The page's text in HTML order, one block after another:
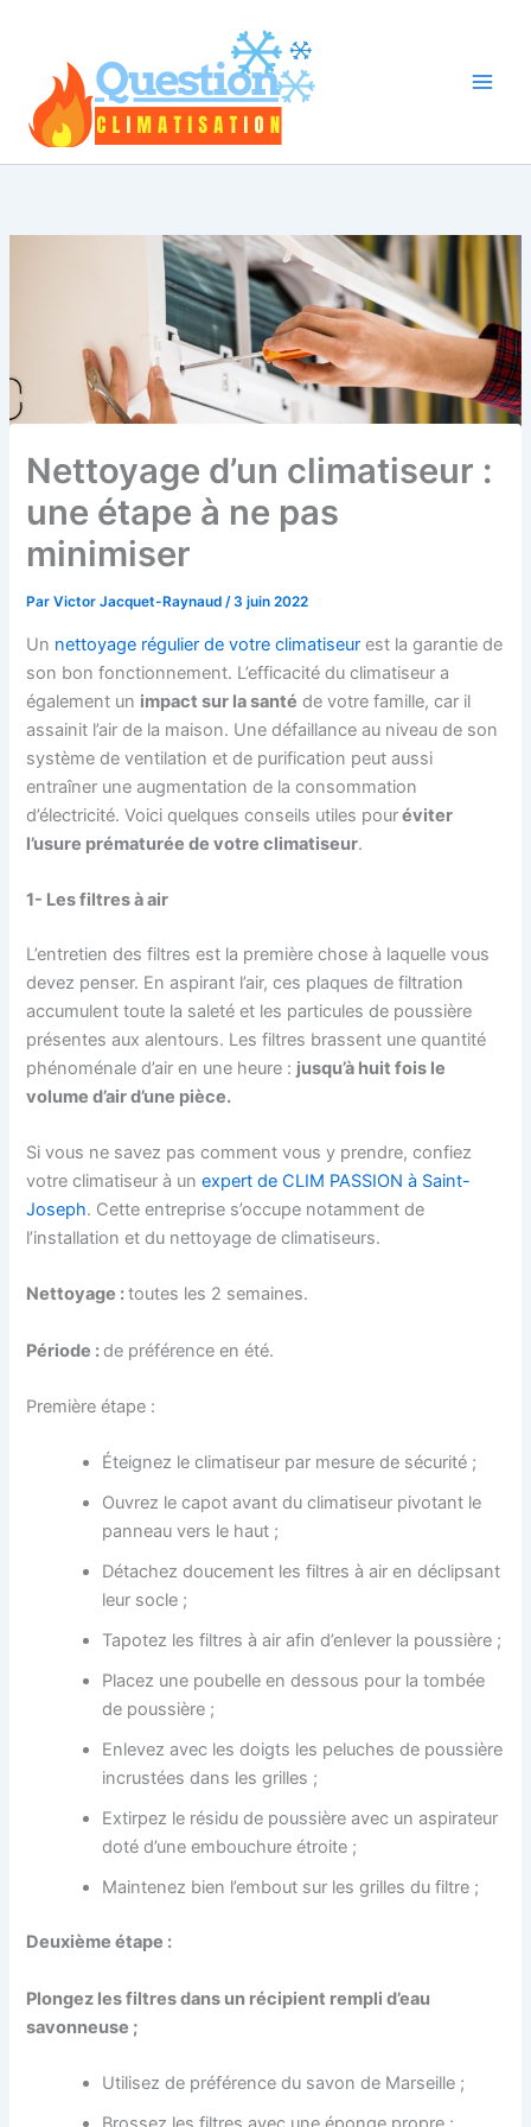
Nettoyage d’un climatiseur :
une étape à ne pas
minimiser
ParVictor Jacquet-Raynaud/3 juin 2022
Un nettoyage régulier de votre climatiseur est la garantie de
son bon fonctionnement. L’efficacité du climatiseur a
également un impact sur la santé de votre famille, car il
assainit l’air de la maison. Une défaillance au niveau de son
système de ventilation et de purification peut aussi
entraîner une augmentation de la consommation
d’électricité. Voici quelques conseils utiles pouréviter
l’usure prématurée de votre climatiseur.
1- Lesfiltres àair
L’entretien des filtres est la première chose à laquelle vous
devez penser. En aspirant l’air, ces plaques de filtration
accumulent toute la saleté et les particules de poussière
présentes aux alentours. Les filtres brassent une quantité
phénoménale d’air en une heure : jusqu’à huit fois le
volume d’air d’une pièce.
Si vous ne savez pas comment vous y prendre, confiez
votre climatiseur à unexpert de CLIM PASSION à Saint-
Joseph. Cette entreprise s’occupe notamment de
l’installation et du nettoyage de climatiseurs.
Nettoyage :toutes les 2 semaines.
Période :de préférence en été.
Première étape :
Éteignez le climatiseur par mesure de sécurité ;
Ouvrez le capot avant du climatiseur pivotant le
panneau vers le haut ;
Détachez doucement les filtres à air en déclipsant
leur socle ;
Tapotez les filtres à air afin d’enlever la poussière ;
Placez une poubelle en dessous pour la tombée
de poussière ;
Enlevez avec les doigts les peluches de poussière
incrustées dans les grilles ;
Extirpez le résidu de poussière avec un aspirateur
doté d’une embouchure étroite ;
Maintenez bien l’embout sur les grilles du filtre ;
Deuxième étape :
Plongez les filtres dans un récipient rempli d’eau
savonneuse ;
Utilisez de préférence du savon de Marseille ;